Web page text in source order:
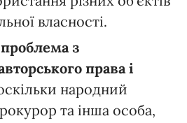
власності.
з
права і
народний
та інша особа,